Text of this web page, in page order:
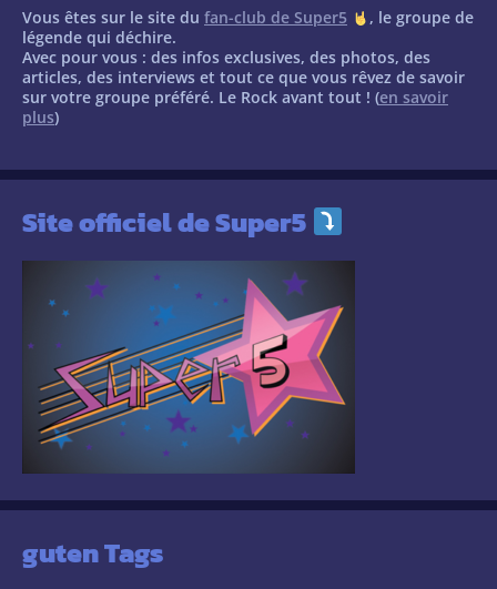
Vous êtes sur le site du fan-club de Super5
, le groupe de
légende qui déchire.
Avec pour vous : des infos exclusives, des photos, des
articles, des interviews et tout ce que vous rêvez de savoir
sur votre groupe préféré. Le Rock avant tout ! (en savoir
plus)
Site officiel de Super5
guten Tags